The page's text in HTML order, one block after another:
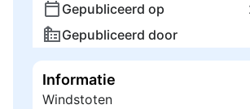
Gepubliceerd op
Gepubliceerd door
Informatie
Windstoten